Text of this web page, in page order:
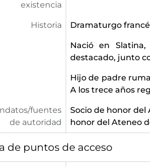
existencia
Historia Dramaturgo
Nació en
destacado, junto
Hijo de padre
A los trece años
fuentes
de autoridad
Socio de honor del
honor del Ateneo
de puntos de acceso